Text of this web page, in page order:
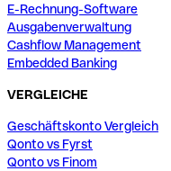
E-Rechnung-Software
Ausgabenverwaltung
Cashflow Management
Embedded Banking
VERGLEICHE
Geschäftskonto Vergleich
Qonto vs Fyrst
Qonto vs Finom